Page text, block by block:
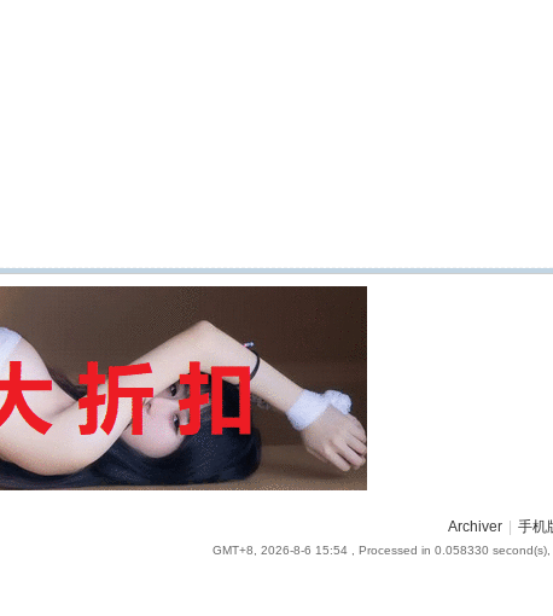
Archiver 手机
GMT+8, 2026-8-6 15:54 , Processed in 0.058330